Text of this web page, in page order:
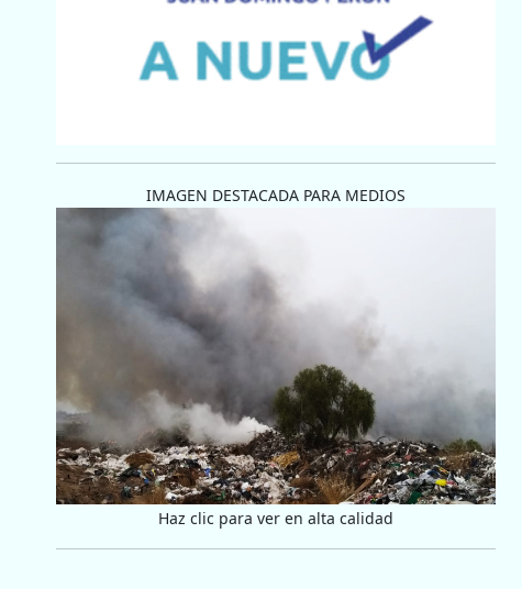
IMAGEN DESTACADA PARA MEDIOS
Haz clic para ver en alta calidad